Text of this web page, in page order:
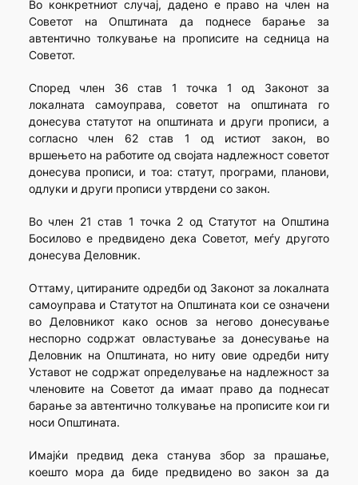
Во конкретниот случај, дадено е право на член на
Советот на Општината да поднесе барање за
автентично толкување на прописите на седница на
Советот.
Според член 36 став 1 точка 1 од Законот за
локалната самоуправа, советот на општината го
донесува статутот на општината и други прописи, а
согласно член 62 став 1 од истиот закон, во
вршењето на работите од својата надлежност советот
донесува прописи, и тоа: статут, програми, планови,
одлуки и други прописи утврдени со закон.
Во член 21 став 1 точка 2 од Статутот на Општина
Босилово е предвидено дека Советот, меѓу другото
донесува Деловник.
Оттаму, цитираните одредби од Законот за локалната
самоуправа и Статутот на Општината кои се означени
во Деловникот како основ за негово донесување
неспорно содржат овластување за донесување на
Деловник на Општината, но ниту овие одредби ниту
Уставот не содржат определување на надлежност за
членовите на Советот да имаат право да поднесат
барање за автентично толкување на прописите кои ги
носи Општината.
Имајќи предвид дека станува збор за прашање,
коешто мора да биде предвидено во закон за да